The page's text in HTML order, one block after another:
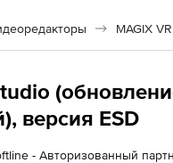
MAGIX
версия ESD
- Авторизованный